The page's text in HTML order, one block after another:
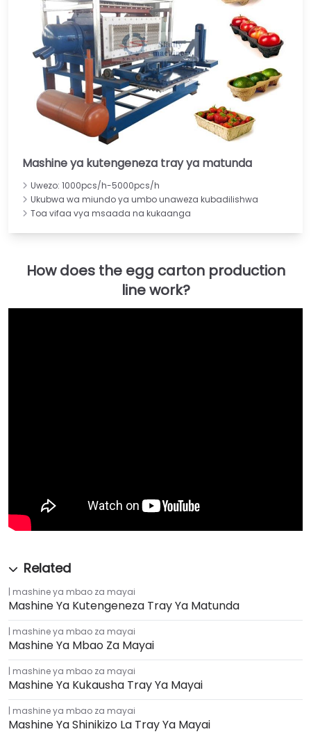
Mashine ya kutengeneza tray ya matunda
Uwezo: 1000pcs/h-5000pcs/h
Ukubwa wa miundo ya umbo unaweza kubadilishwa
Toa vifaa vya msaada na kukaanga
mashine ya mbao za mayai
Mashine Ya Kutengeneza Tray Ya Matunda
mashine ya mbao za mayai
Mashine Ya Mbao Za Mayai
mashine ya mbao za mayai
Mashine Ya Kukausha Tray Ya Mayai
mashine ya mbao za mayai
Mashine Ya Shinikizo La Tray Ya Mayai